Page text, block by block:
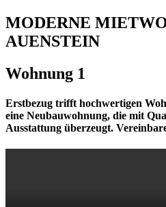
MODERNE
AUENSTEIN
Wohnung 1
Erstbezug trifft hochwertigen
eine Neubauwohnung, die mit
Ausstattung überzeugt.